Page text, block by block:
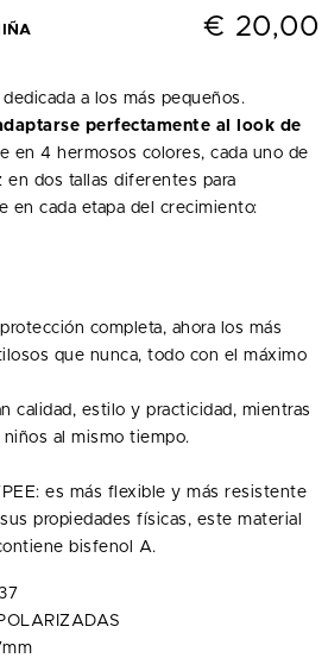
€ 20,00
a los más pequeños.
perfectamente al look de
en 4 hermosos colores, cada uno de
dos tallas diferentes para
en cada etapa del crecimiento:
completa, ahora los más
que nunca, todo con el máximo
calidad, estilo y practicidad, mientras
al mismo tiempo.
es más flexible y más resistente
propiedades físicas, este material
bisfenol A.